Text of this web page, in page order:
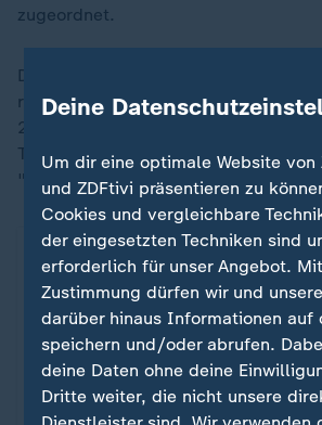
zugeordnet.
Der Themenbereich "Energie,
rutschte bei der Befragung seit der
2021 vom wichtigsten Thema ab
Thema nach der "Wirtschaftslage"
"Ausländer, Integration,
Migration
Wahrgenommene Probleme
ZDFheute Infografik
Ein Klick für den
Für die Darstellung von
nutzen wir die Software von
Deine
Um dir eine optimale Website von
und ZDFtivi präsentieren zu
Cookies und vergleichbare
der eingesetzten Techniken sind
erforderlich für unser Angebot.
Zustimmung dürfen wir und
darüber hinaus Informationen auf
speichern und/oder abrufen.
deine Daten ohne deine
Dritte weiter, die nicht unsere